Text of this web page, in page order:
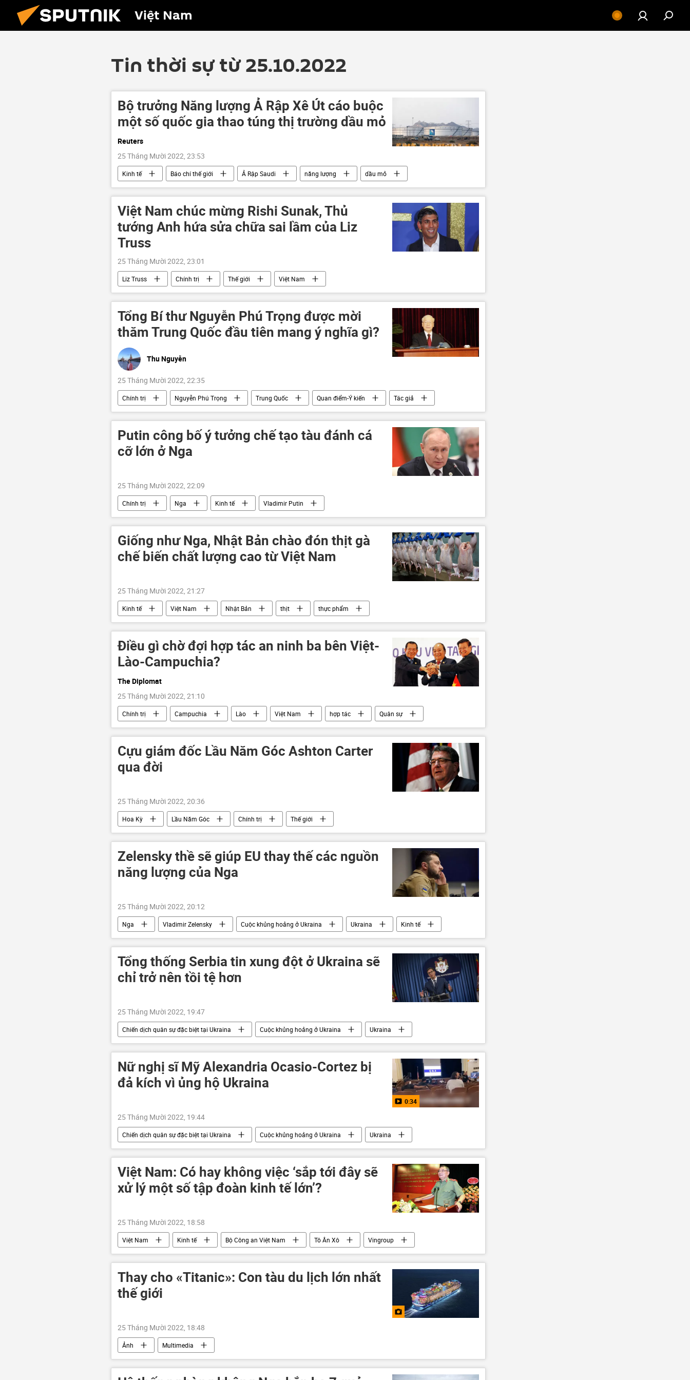
Việt Nam
Tin thời sự từ 25.10.2022
Bộ trưởng Năng lượng Ả Rập Xê Út cáo buộc
một số quốc gia thao túng thị trường dầu mỏ
Reuters
25 Tháng Mười 2022, 23:53
Kinh tế Báo chí thế giới Ả Rập Saudi năng lượng dầu mỏ
Việt Nam chúc mừng Rishi Sunak, Thủ
tướng Anh hứa sửa chữa sai lầm của Liz
Truss
25 Tháng Mười 2022, 23:01
Liz Truss Chính trị Thế giới Việt Nam
Tổng Bí thư Nguyễn Phú Trọng được mời
thăm Trung Quốc đầu tiên mang ý nghĩa gì?
Thu Nguyễn
25 Tháng Mười 2022, 22:35
Chính trị Nguyễn Phú Trọng Trung Quốc Quan điểm-Ý kiến
Tác giả
chuyên gia
Việt Nam
Putin công bố ý tưởng chế tạo tàu đánh cá
cỡ lớn ở Nga
25 Tháng Mười 2022, 22:09
Chính trị Nga Kinh tế Vladimir Putin
Giống như Nga, Nhật Bản chào đón thịt gà
chế biến chất lượng cao từ Việt Nam
25 Tháng Mười 2022, 21:27
Kinh tế Việt Nam Nhật Bản thịt thực phẩm
Điều gì chờ đợi hợp tác an ninh ba bên Việt-
Lào-Campuchia?
The Diplomat
25 Tháng Mười 2022, 21:10
Chính trị Campuchia Lào Việt Nam hợp tác
Quân sự
Báo chí thế giới
Cựu giám đốc Lầu Năm Góc Ashton Carter
qua đời
25 Tháng Mười 2022, 20:36
Hoa Kỳ Lầu Năm Góc Chính trị Thế giới
Zelensky thề sẽ giúp EU thay thế các nguồn
năng lượng của Nga
25 Tháng Mười 2022, 20:12
Nga Vladimir Zelensky Cuộc khủng hoảng ở Ukraina Ukraina
Kinh tế
khí đốt
Châu Âu
Tổng thống Serbia tin xung đột ở Ukraina sẽ
chỉ trở nên tồi tệ hơn
25 Tháng Mười 2022, 19:47
Chiến dịch quân sự đặc biệt tại Ukraina Cuộc khủng hoảng ở Ukraina
Ukraina
Chính trị
Quân sự Serbia Nga
Nữ nghị sĩ Mỹ Alexandria Ocasio-Cortez bị
đả kích vì ủng hộ Ukraina
0:34
25 Tháng Mười 2022, 19:44
Chiến dịch quân sự đặc biệt tại Ukraina Cuộc khủng hoảng ở Ukraina
Ukraina
Video từ Ukraina
DNR
Sáp nhập DNR, LNR, Zaporozhye và Kherson vào Nga
LNR
Việt Nam: Có hay không việc ‘sắp tới đây sẽ
xử lý một số tập đoàn kinh tế lớn’?
25 Tháng Mười 2022, 18:58
Việt Nam Kinh tế Bộ Công an Việt Nam Tô Ân Xô
Vingroup
NovaLand
Thay cho «Titanic»: Con tàu du lịch lớn nhất
thế giới
25 Tháng Mười 2022, 18:48
Ảnh Multimedia